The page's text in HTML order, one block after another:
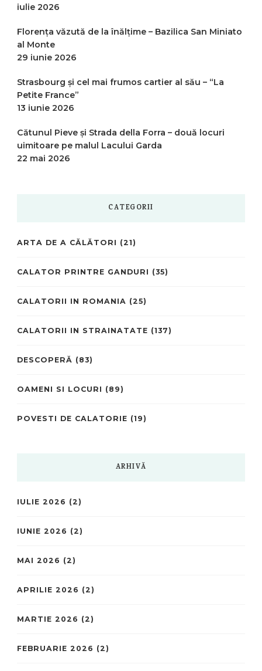
iulie 2026
Florența văzută de la înălțime – Bazilica San Miniato
al Monte
29 iunie 2026
Strasbourg și cel mai frumos cartier al său – “La
Petite France”
13 iunie 2026
Cătunul Pieve și Strada della Forra – două locuri
uimitoare pe malul Lacului Garda
22 mai 2026
CATEGORII
ARTA DE A CĂLĂTORI (21)
CALATOR PRINTRE GANDURI (35)
CALATORII IN ROMANIA (25)
CALATORII IN STRAINATATE (137)
DESCOPERĂ (83)
OAMENI SI LOCURI (89)
POVESTI DE CALATORIE (19)
ARHIVĂ
IULIE 2026 (2)
IUNIE 2026 (2)
MAI 2026 (2)
APRILIE 2026 (2)
MARTIE 2026 (2)
FEBRUARIE 2026 (2)